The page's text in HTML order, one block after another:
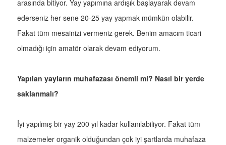
arasında bitiyor. Yay yapımına ardışık başlayarak devam
ederseniz her sene 20-25 yay yapmak mümkün olabilir.
Fakat tüm mesainizi vermeniz gerek. Benim amacım ticari
olmadığı için amatör olarak devam ediyorum.
Yapılan yayların muhafazası önemli mi? Nasıl bir yerde
saklanmalı?
İyi yapılmış bir yay 200 yıl kadar kullanılabiliyor. Fakat tüm
malzemeler organik olduğundan çok iyi şartlarda muhafaza